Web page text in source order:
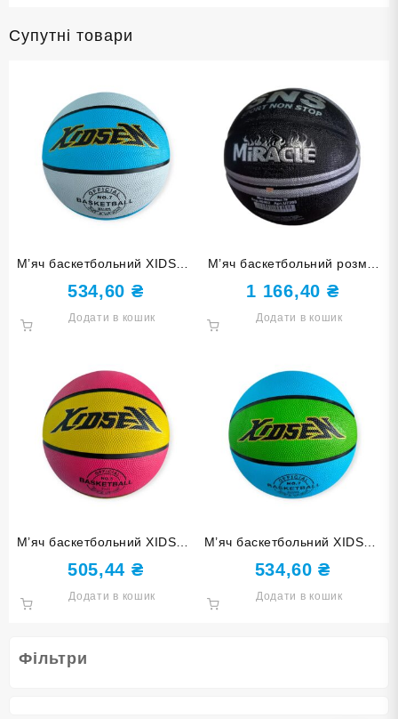
Фільтри
Супутні товари
М’яч баскетбольний XIDSEN
розмір 7 біло-блакитний
7#2-White+Azure
534,60 ₴
Додати в кошик
М’яч баскетбольний розмір
7 U7203
1 166,40 ₴
Додати в кошик
М’яч баскетбольний XIDSEN
розмір 5 жовто-рожевий
5#2-Yellow+Red
505,44 ₴
Додати в кошик
М’яч баскетбольний XIDSEN
розмір 7 зелено-блакитний
7#2-Azure+Green
534,60₴
Додати в кошик